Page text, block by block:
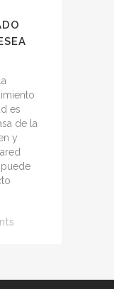
es
de la
y